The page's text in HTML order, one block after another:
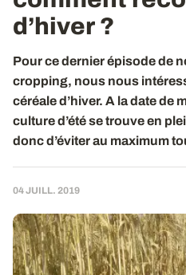
d’hiver ?
Pour ce dernier épisode de
cropping, nous nous
céréale d’hiver. A la date de
culture d’été se trouve en
donc d’éviter au maximum
04 JUILL. 2019